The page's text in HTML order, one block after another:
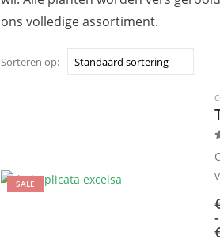
ons volledige assortiment.
Sorteren op:
SALE
-